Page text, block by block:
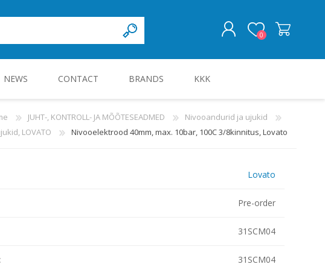
0
KILBID JA KILBITARVIKUD
NEWS CONTACT BRANDS KKK
JUHT-, KONTROLL- JA MÕÕTESEADMED
Nivooandurid ja ujukid
LOVATO
Nivooelektrood 40mm, max. 10bar, 100C 3/8kinnitus, Lovato
Lovato
Pre-order
31SCM04
31SCM04